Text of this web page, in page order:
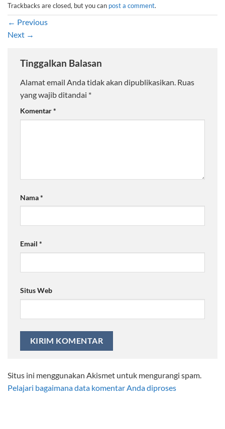
Trackbacks are closed, but you can post a comment.
← Previous
Next →
Tinggalkan Balasan
Alamat email Anda tidak akan dipublikasikan. Ruas
yang wajib ditandai *
Komentar*
Nama*
Email *
Situs Web
Situs ini menggunakan Akismet untuk mengurangi spam.
Pelajari bagaimana data komentar Anda diproses